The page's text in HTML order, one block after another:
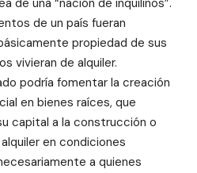
de una “nación de inquilinos”.
de un país fueran
propiedad de sus
vivieran de alquiler.
podría fomentar la creación
en bienes raíces, que
capital a la construcción o
en condiciones
a quienes